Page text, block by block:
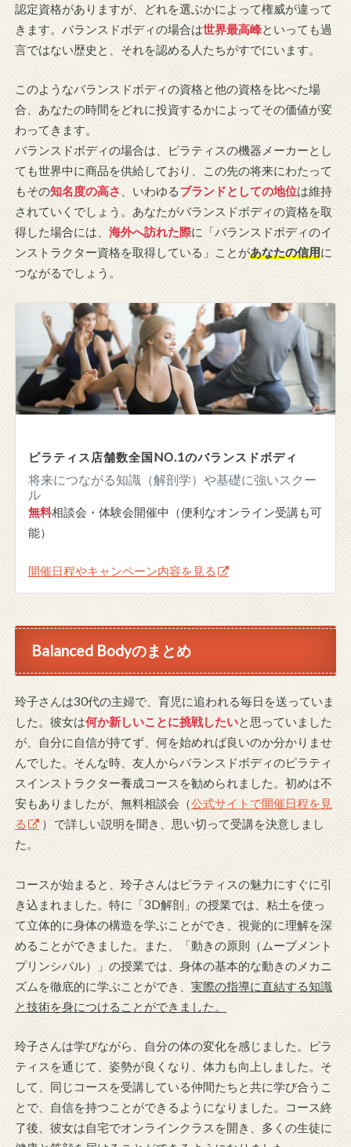
認定資格がありますが、どれを選ぶかによって権威が違って
きます。バランスドボディの場合は世界最高峰といっても過
言ではない歴史と、それを認める人たちがすでにいます。
このようなバランスドボディの資格と他の資格を比べた場
合、あなたの時間をどれに投資するかによってその価値が変
わってきます。
バランスドボディの場合は、ピラティスの機器メーカーとし
ても世界中に商品を供給しており、この先の将来にわたって
もその知名度の高さ 、いわゆるブランドとしての地位は維持
されていくでしょう。あなたがバランスドボディの資格を取
得した場合には、 海外へ訪れた際に「バランスドボディのイ
ンストラクター資格を取得している」ことがあなたの信用に
つながるでしょう。
ピラティス店舗数全国NO.1のバランスドボディ
将来につながる知識（解剖学）や基礎に強いスクー
ル
無料相談会・体験会開催中（便利なオンライン受講も可
能）
開催日程やキャンペーン内容を見る
Balanced Bodyのまとめ
玲子さんは30代の主婦で、育児に追われる毎日を送っていま
した。彼女は何か新しいことに挑戦したいと思っていました
が、自分に自信が持てず、何を始めれば良いのか分かりませ
んでした。そんな時、友人からバランスドボディのピラティ
スインストラクター養成コースを勧められました。初めは不
安もありましたが、無料相談会（公式サイトで開催日程を見
る
）
で詳しい説明を聞き、思い切って受講を決意しまし
た。
コースが始まると、玲子さんはピラティスの魅力にすぐに引
き込まれました。特に「3D解剖」の授業では、粘土を使っ
て立体的に身体の構造を学ぶことができ、視覚的に理解を深
めることができました。また、「動きの原則（ムーブメント
プリンシパル）」の授業では、身体の基本的な動きのメカニ
ズムを徹底的に学ぶことができ、 実際の指導に直結する知識
と技術を身につけることができました。
玲子さんは学びながら、自分の体の変化を感じました。ピラ
ティスを通じて、姿勢が良くなり、体力も向上しました。そ
して、同じコースを受講している仲間たちと共に学び合うこ
とで、自信を持つことができるようになりました。コース終
了後、彼女は自宅でオンラインクラスを開き、多くの生徒に